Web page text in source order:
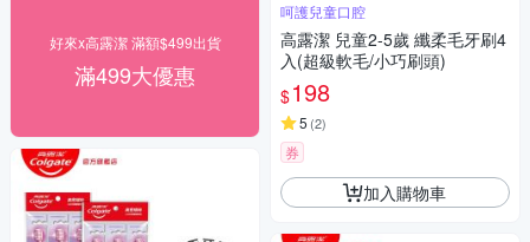
好來x高露潔 滿額$499出貨
滿499大優惠
呵護兒童口腔
高露潔 兒童2-5歲 纖柔毛牙刷4
入(超級軟毛/小巧刷頭)
$198
5 (2)
券
加入購物車